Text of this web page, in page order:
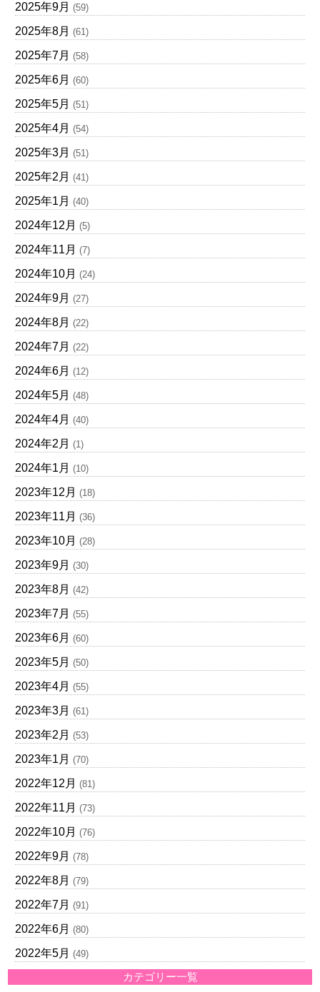
2025年9月 (59)
2025年8月 (61)
2025年7月 (58)
2025年6月 (60)
2025年5月 (51)
2025年4月 (54)
2025年3月 (51)
2025年2月 (41)
2025年1月 (40)
2024年12月 (5)
2024年11月 (7)
2024年10月 (24)
2024年9月 (27)
2024年8月 (22)
2024年7月 (22)
2024年6月 (12)
2024年5月 (48)
2024年4月 (40)
2024年2月 (1)
2024年1月 (10)
2023年12月 (18)
2023年11月 (36)
2023年10月 (28)
2023年9月 (30)
2023年8月 (42)
2023年7月 (55)
2023年6月 (60)
2023年5月 (50)
2023年4月 (55)
2023年3月 (61)
2023年2月 (53)
2023年1月 (70)
2022年12月 (81)
2022年11月 (73)
2022年10月 (76)
2022年9月 (78)
2022年8月 (79)
2022年7月 (91)
2022年6月 (80)
2022年5月 (49)
カテゴリー一覧